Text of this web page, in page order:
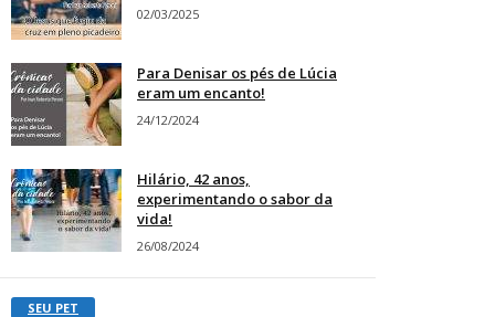
02/03/2025
Para Denisar os pés de Lúcia
eram um encanto!
24/12/2024
Hilário, 42 anos,
experimentando o sabor da
vida!
26/08/2024
SEU PET